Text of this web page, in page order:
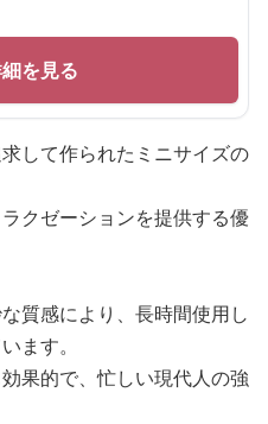
を見る
して作られたミニサイズの
クゼーションを提供する優
質感により、長時間使用し
ます。
果的で、忙しい現代人の強